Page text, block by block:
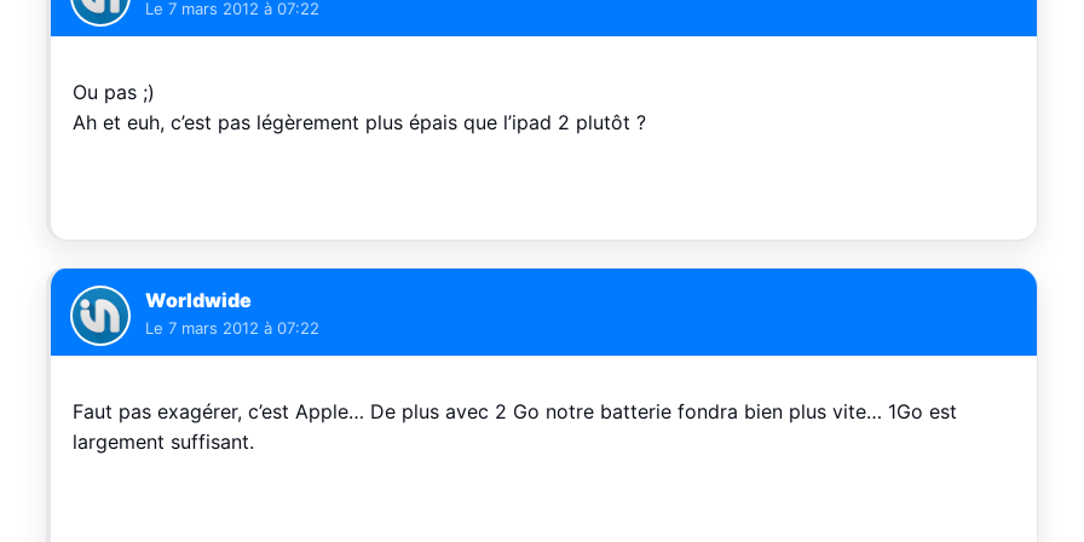
Le 7 mars 2012 à 07:22
Ou pas ;)
Ah et euh, c’est pas légèrement plus épais que l’ipad 2 plutôt ?
Worldwide
Le 7 mars 2012 à 07:22
Faut pas exagérer, c’est Apple… De plus avec 2 Go notre batterie fondra bien plus vite… 1Go est
largement suffisant.